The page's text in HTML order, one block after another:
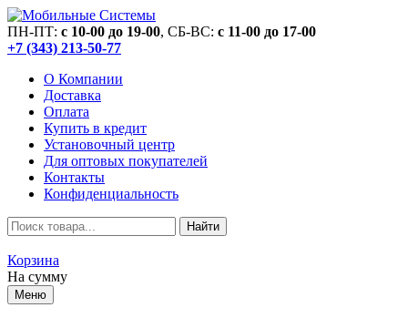
ПН-ПТ: c 10-00 до 19-00, СБ-ВС: c 11-00 до 17-00
+7 (343) 213-50-77
О Компании
Доставка
Оплата
Купить в кредит
Установочный центр
Для оптовых покупателей
Контакты
Конфиденциальность
Найти
Корзина
На сумму
Меню